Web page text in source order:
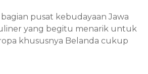
pusat kebudayaan Jawa
yang begitu menarik untuk
khususnya Belanda cukup